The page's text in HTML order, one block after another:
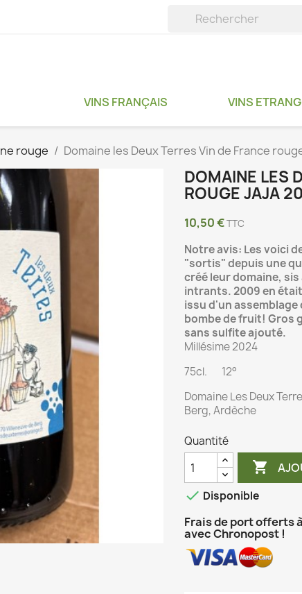
VINS FRANÇAIS VINS
rouge Domaine les Deux Terres Vin de France
DOMAINE LES
ROUGE JAJA
10,50 €TTC
Notre avis: Les voici
"sortis" depuis une
créé leur domaine, sis
intrants. 2009 en
issu d'un
bombe de fruit! Gros
sans sulfite ajouté.
Millésime 2024
75cl. 12°
Domaine Les Deux
Berg, Ardèche
Quantité

 Disponible
Frais de port offerts
avec Chronopost !